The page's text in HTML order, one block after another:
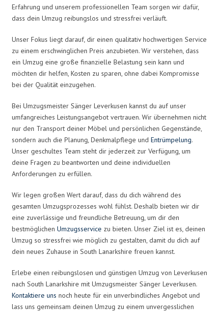
Erfahrung und unserem professionellen Team sorgen wir dafür,
dass dein Umzug reibungslos und stressfrei verläuft.
Unser Fokus liegt darauf, dir einen qualitativ hochwertigen Service
zu einem erschwinglichen Preis anzubieten. Wir verstehen, dass
ein Umzug eine große finanzielle Belastung sein kann und
möchten dir helfen, Kosten zu sparen, ohne dabei Kompromisse
bei der Qualität einzugehen.
Bei Umzugsmeister Sänger Leverkusen kannst du auf unser
umfangreiches Leistungsangebot vertrauen. Wir übernehmen nicht
nur den Transport deiner Möbel und persönlichen Gegenstände,
sondern auch die Planung, Denkmalpflege und Entrümpelung.
Unser geschultes Team steht dir jederzeit zur Verfügung, um
deine Fragen zu beantworten und deine individuellen
Anforderungen zu erfüllen.
Wir legen großen Wert darauf, dass du dich während des
gesamten Umzugsprozesses wohl fühlst. Deshalb bieten wir dir
eine zuverlässige und freundliche Betreuung, um dir den
bestmöglichen Umzugsservice zu bieten. Unser Ziel ist es, deinen
Umzug so stressfrei wie möglich zu gestalten, damit du dich auf
dein neues Zuhause in South Lanarkshire freuen kannst.
Erlebe einen reibungslosen und günstigen Umzug von Leverkusen
nach South Lanarkshire mit Umzugsmeister Sänger Leverkusen.
Kontaktiere uns noch heute für ein unverbindliches Angebot und
lass uns gemeinsam deinen Umzug zu einem unvergesslichen